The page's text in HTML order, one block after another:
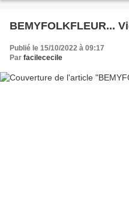
BEMYFOLKFLEUR...
Publié le 15/10/2022 à 09:17
Par facilececile